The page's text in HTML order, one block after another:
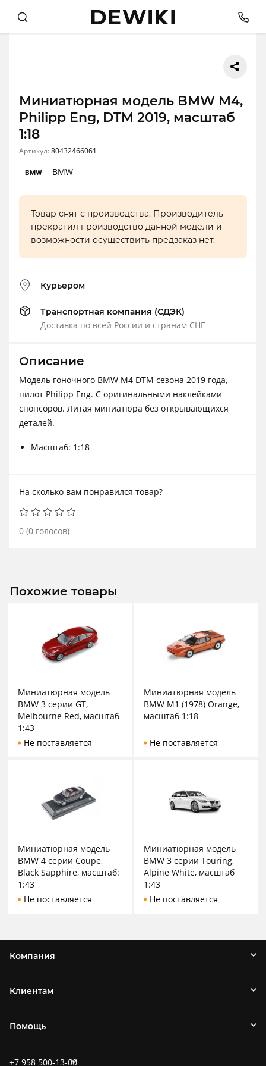
Миниатюрная модель BMW M4,
Philipp Eng, DTM 2019, масштаб
1:18
Артикул:80432466061
BMW
Товар снят с производства. Производитель
прекратил производство данной модели и
возможности осуществить предзаказ нет.
Курьером
Транспортная компания (СДЭК)
Доставка по всей России и странам СНГ
Описание
Модель гоночного BMW M4 DTM сезона 2019 года,
пилот Philipp Eng. С оригинальными наклейками
спонсоров. Литая миниатюра без открывающихся
деталей.
Масштаб: 1:18
На сколько вам понравился товар?
0 (0 голосов)
Похожие товары
Миниатюрная модель
BMW 3 серии GT,
Melbourne Red, масштаб
1:43
Не поставляется
Миниатюрная модель
BMW M1 (1978) Orange,
масштаб 1:18
Не поставляется
Миниатюрная модель
BMW 4 серии Coupe,
Black Sapphire, масштаб:
1:43
Не поставляется
Миниатюрная модель
BMW 3 серии Touring,
Alpine White, масштаб
1:43
Не поставляется
Компания
Клиентам
Помощь
+7 958 500-13-00